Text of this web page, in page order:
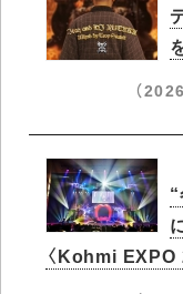
（
〈Kohmi EXPO